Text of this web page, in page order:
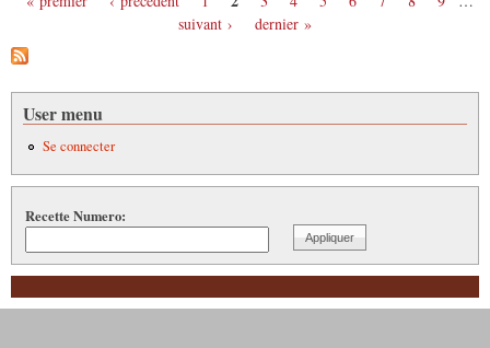
Pages
suivant ›
dernier »
User menu
Se connecter
Recette Numero: